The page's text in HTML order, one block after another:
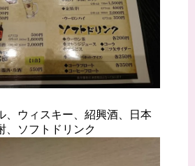
、ウィスキー、紹興酒、日本
、ソフトドリンク